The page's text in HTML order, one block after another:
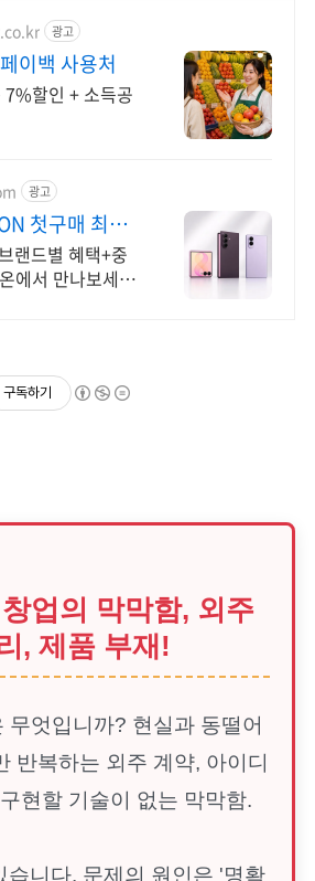
광고
이백 사용처
할인 + 소득공
광고
첫구매 최대
랜드별 혜택+중
에서 만나보세
구독하기
업의 막막함, 외주
, 제품 부재!
무엇입니까? 현실과 동떨어
반복하는 외주 계약, 아이디
현할 기술이 없는 막막함.
습니다. 문제의 원인은 '명확